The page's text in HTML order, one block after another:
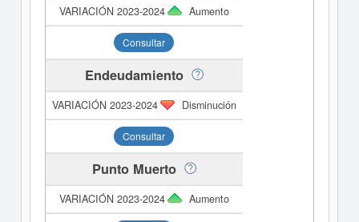
Aumento
Consultar
Endeudamiento
Disminución
Consultar
Punto Muerto
Aumento